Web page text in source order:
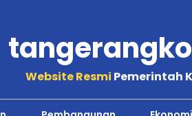
Website Resmi Pemerintah